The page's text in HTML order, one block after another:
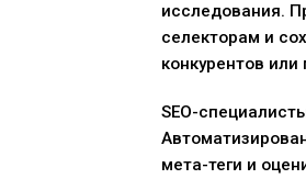
исследования.
селекторам и
конкурентов
SEO-
мета-теги и